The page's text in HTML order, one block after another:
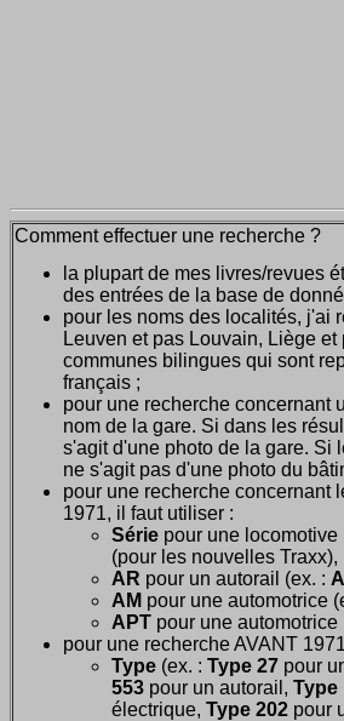
Comment effectuer une recherche ?
la plupart de mes livres/revues
des entrées de la base de
pour les noms des localités, j'ai
Leuven et pas Louvain, Liège
communes bilingues qui sont
français ;
pour une recherche concernant
nom de la gare. Si dans les
s'agit d'une photo de la gare. Si
ne s'agit pas d'une photo du
pour une recherche concernant
1971, il faut utiliser :
Série pour une locomotive
(pour les nouvelles Traxx),
AR pour un autorail (ex. :
AM pour une automotrice
APT pour une automotrice
pour une recherche AVANT
Type (ex. : Type 27 pour
553 pour un autorail, Type
électrique, Type 202 pour